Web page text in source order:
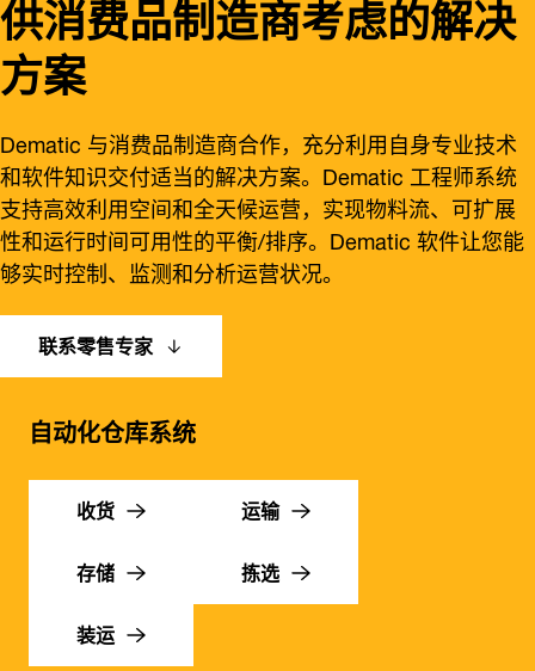
方案
Dematic 与消费品制造商合作，充分利用自身专业技术
和软件知识交付适当的解决方案。Dematic 工程师系统
支持高效利用空间和全天候运营，实现物料流、可扩展
性和运行时间可用性的平衡/排序。Dematic 软件让您能
够实时控制、监测和分析运营状况。
联系零售专家
自动化仓库系统
收货
运输
存储
拣选
装运